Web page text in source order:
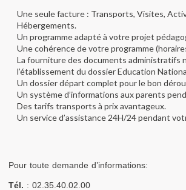
Une seule facture : Transports, Visites,
Hébergements.
Un programme adapté à votre projet
Une cohérence de votre programme
La fourniture des documents administratifs
l’établissement du dossier Education
Un dossier départ complet pour le bon
Un système d’informations aux parents
Des tarifs transports à prix avantageux.
Un service d’assistance 24H/24 pendant
Pour toute demande d’informations:
Tél. : 02.35.40.02.00